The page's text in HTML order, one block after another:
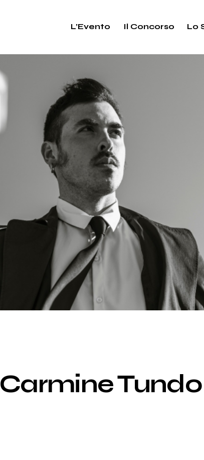
L’Evento Il Concorso Lo
Carmine Tundo